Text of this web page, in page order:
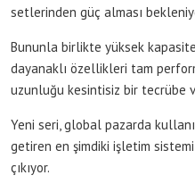
setlerinden güç alması
Bununla birlikte yüksek
dayanaklı özellikleri tam
uzunluğu kesintisiz bir tecrübe
Yeni seri, global pazarda
getiren en şimdiki işletim
çıkıyor.